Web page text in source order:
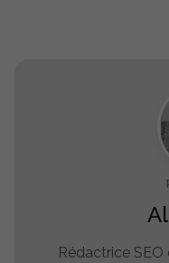
Rédactrice SEO